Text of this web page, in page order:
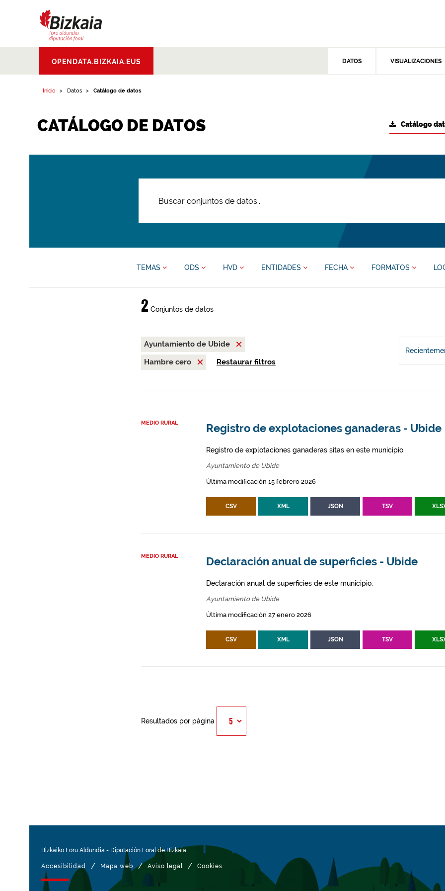
Aldundia.Diputacion
Foral de Bizkaia
OPENDATA.BIZKAIA.EUS DATOS VISUALIZACIONES
Inicio Datos Catálogo de datos
CATÁLOGO DE DATOS Catálogo
TEMAS ODS HVD ENTIDADES FECHA FORMATOS
2 Conjuntos de datos
Ayuntamiento de Ubide
Hambre cero
Restaurar filtros
MEDIO RURAL Registro de explotaciones ganaderas - Ubide
Registro de explotaciones ganaderas sitas en este municipio.
Ayuntamiento de Ubide
Última modificación 15 febrero 2026
CSV XML JSON TSV
MEDIO RURAL Declaración anual de superficies - Ubide
Declaración anual de superficies de este municipio.
Ayuntamiento de Ubide
Última modificación 27 enero 2026
CSV XML JSON TSV
Resultados por página
Bizkaiko Foru Aldundia - Diputación Foral de Bizkaia
Accesibilidad / Mapa web / Aviso legal / Cookies